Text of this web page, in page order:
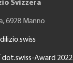
Svizzera
6928 Manno
dot.swiss-Award 2022